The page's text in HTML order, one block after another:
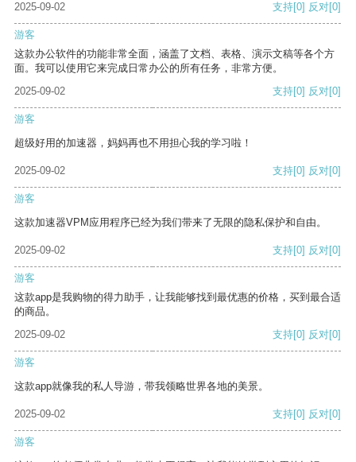
2025-09-02 支持[0] 反对[0]
游客
这款办公软件的功能非常全面，涵盖了文档、表格、演示文稿等各个方
面。我可以使用它来完成日常办公的所有任务，非常方便。
2025-09-02
支持[0] 反对[0]
游客
超级好用的加速器，妈妈再也不用担心我的学习啦！
2025-09-02 支持[0] 反对[0]
游客
这款加速器VPM应用程序已经为我们带来了无限的隐私保护和自由。
2025-09-02 支持[0] 反对[0]
游客
这款app是我购物的得力助手，让我能够找到最优惠的价格，买到最合适
的商品。
2025-09-02
支持[0] 反对[0]
游客
这款app就像我的私人导游，带我领略世界各地的美景。
2025-09-02 支持[0] 反对[0]
游客